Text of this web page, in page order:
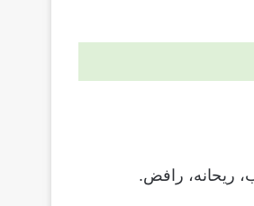
ريحانه، رافض.